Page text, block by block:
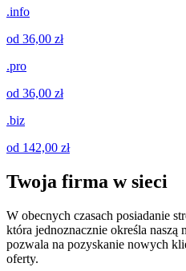
.info
od 36,00 zł
.pro
od 36,00 zł
.biz
od 142,00 zł
Twoja firma w sieci
W obecnych czasach posiadanie
która jednoznacznie określa naszą
pozwala na pozyskanie nowych
oferty.